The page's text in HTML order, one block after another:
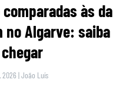
às da
no Algarve: saiba
2026 |João Luís